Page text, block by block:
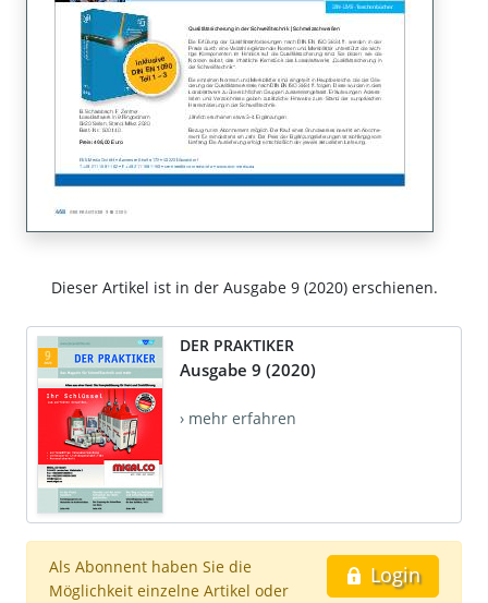
Dieser Artikel ist in der Ausgabe 9 (2020) erschienen.
DER PRAKTIKER
Ausgabe 9 (2020)
› mehr erfahren
Login
Als Abonnent haben Sie die
Möglichkeit einzelne Artikel oder